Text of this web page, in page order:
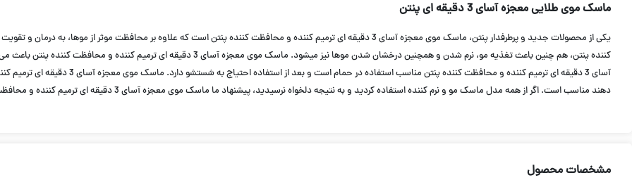
ماسک موی طلایی معجزه آسای 3 دقیقه ای پنتن
یکی از محصولات جدید و پرطرفدار پنتن، ماسک موی معجزه آسای 3 دقیقه ای ترمیم کننده و محافظت کننده پنتن
کننده پنتن، هم چنین باعث تغذیه مو، نرم شدن و همچنین درخشان شدن موها نیز میشود. ماسک
آسای 3 دقیقه ای ترمیم کننده و محافظت کننده پنتن مناسب استفاده در حمام است و بعد از استفاده احتیاج به شستشو دارد. ماسک موی معجزه آسای 3 دقیقه ای ترمیم کننده و محافظت کننده پنتن
دهند مناسب است. اگر از همه مدل ماسک مو و نرم کننده استفاده کردید و به نتیجه دلخواه نرسیدید، پیشنهاد ما ماسک موی معجزه آسای 3 دقیقه ای ترمیم کننده و محافظت کننده پنتن است.
مشخصات محصول